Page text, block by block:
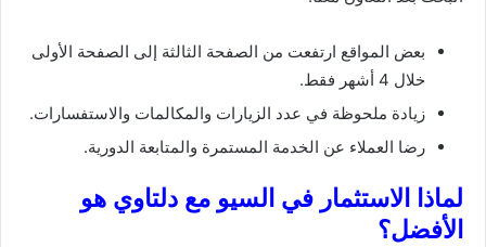
بعض المواقع ارتفعت من الصفحة الثالثة إلى الصفحة الأولى
خلال 4 أشهر فقط.
زيادة ملحوظة في عدد الزيارات والمكالمات والاستفسارات.
رضا العملاء عن الخدمة المستمرة والمتابعة الدورية.
لماذا الاستثمار في السيو مع دلتاوي هو
الأفضل؟